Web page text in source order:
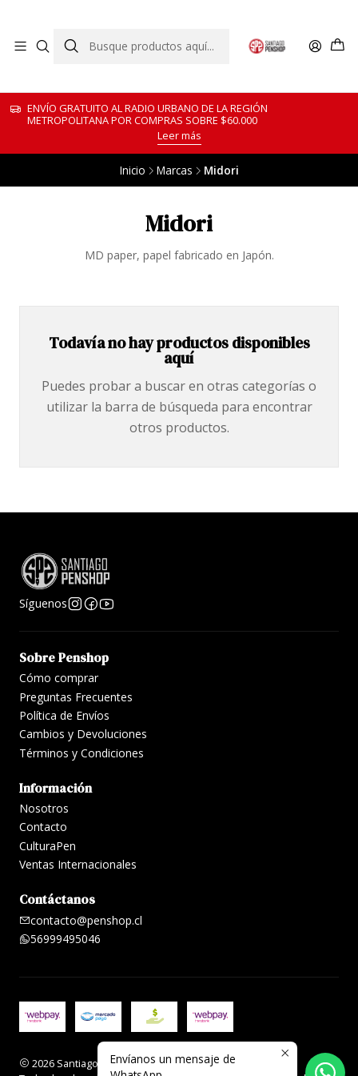
ENVÍO GRATUITO AL RADIO URBANO DE LA REGIÓN
METROPOLITANA POR COMPRAS SOBRE $60.000
Leer más
Inicio Marcas Midori
Midori
MD paper, papel fabricado en Japón.
Todavía no hay productos disponibles
aquí
Puedes probar a buscar en otras categorías o
utilizar la barra de búsqueda para encontrar
otros productos.
Síguenos
Sobre Penshop
Cómo comprar
Preguntas Frecuentes
Política de Envíos
Cambios y Devoluciones
Términos y Condiciones
Información
Nosotros
Contacto
CulturaPen
Ventas Internacionales
Contáctanos
contacto@penshop.cl
56999495046
2026 Santiago Penshop plumas, lapiceras y accesorios.
Envíanos un mensaje de